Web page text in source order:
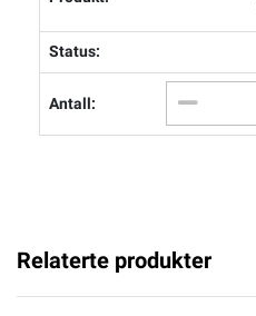
Relaterte produkter